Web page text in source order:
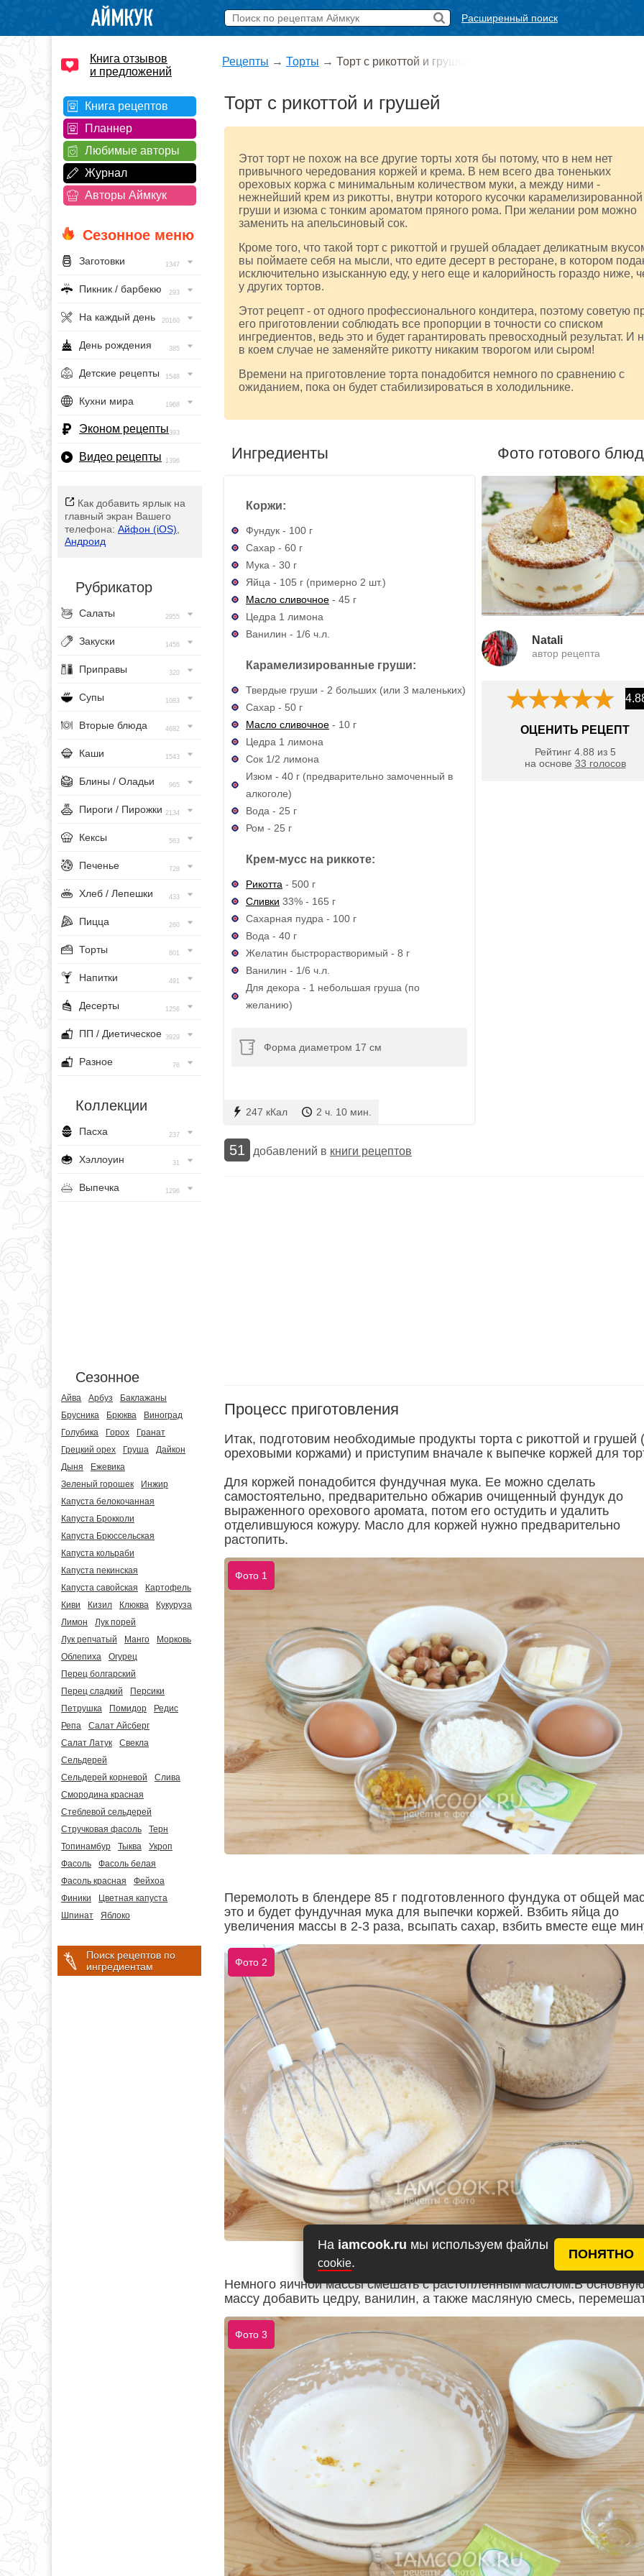
На iamcook.ru мы используем файлы
cookie.
ПОНЯТНО
Расширенный поиск
Книга отзывов
и предложений
Книга рецептов
Планнер
Любимые авторы
Журнал
Авторы Аймкук
Сезонное меню
Заготовки 1347
Пикник / барбекю 293
На каждый день 20160
День рождения 385
Детские рецепты 1548
Кухни мира 1968
Эконом рецепты393
Видео рецепты 1396
Как добавить ярлык на
главный экран Вашего
телефона: Айфон (iOS)
Андроид
Рубрикатор
Салаты 2955
Закуски 1456
Приправы 320
Супы 1083
Вторые блюда 4682
Каши 1543
Блины / Оладьи 965
Пироги / Пирожки 2134
Кексы 563
Печенье 728
Хлеб / Лепешки 433
Пицца 260
Торты 801
Напитки 491
Десерты 1256
ПП / Диетическое 3929
Разное 76
Коллекции
Пасха 237
Хэллоуин 31
Выпечка 1296
Сезонное
Айва Арбуз
Баклажаны
Брусника
Брюква
Виноград
Голубика
Горох
Гранат
Грецкий орех
Груша
Дайкон
Дыня
Ежевика
Зеленый горошек
Инжир
Капуста белокочанная
Капуста Брокколи
Капуста Брюссельская
Капуста кольраби
Капуста пекинская
Капуста савойская
Картофель
Киви
Кизил Клюква
Кукуруза
Лимон
Лук порей
Лук репчатый
Манго
Морковь
Облепиха
Огурец
Перец болгарский
Перец сладкий
Персики
Петрушка
Помидор
Редис
Репа
Салат Айсберг
Салат Латук
Свекла
Сельдерей
Сельдерей корневой
Слива
Смородина красная
Стеблевой сельдерей
Стручковая фасоль
Терн
Топинамбур
Тыква
Укроп
Фасоль
Фасоль белая
Фасоль красная
Фейхоа
Финики
Цветная капуста
Шпинат
Яблоко
Поиск рецептов по
ингредиентам
Рецепты → Торты → Торт с рикоттой и грушей
Торт с рикоттой и грушей
Этот торт не похож на все другие торты хотя бы потому, что в нем нет
привычного чередования коржей и крема. В нем всего два тоненьких
ореховых коржа с минимальным количеством муки, а между ними -
нежнейший крем из рикотты, внутри которого кусочки карамелизированной
груши и изюма с тонким ароматом пряного рома. При желании ром можно
заменить на апельсиновый сок.
Кроме того, что такой торт с рикоттой и грушей обладает деликатным
вы поймаете себя на мысли, что едите десерт в ресторане, в котором
исключительно изысканную еду, у него еще и калорийность гораздо ниже,
у других тортов.
Этот рецепт - от одного профессионального кондитера, поэтому советую
его приготовлении соблюдать все пропорции в точности со списком
ингредиентов, ведь это и будет гарантировать превосходный результат. И
в коем случае не заменяйте рикотту никаким творогом или сыром!
Времени на приготовление торта понадобится немного по сравнению с
ожиданием, пока он будет стабилизироваться в холодильнике.
Ингредиенты
Коржи:
Фундук - 100 г
Сахар - 60 г
Мука - 30 г
Яйца - 105 г (примерно 2 шт.)
Масло сливочное - 45 г
Цедра 1 лимона
Ванилин - 1/6 ч.л.
Карамелизированные груши:
Твердые груши - 2 больших (или 3 маленьких)
Сахар - 50 г
Масло сливочное - 10 г
Цедра 1 лимона
Сок 1/2 лимона
Изюм - 40 г (предварительно замоченный в
алкоголе)
Вода - 25 г
Ром - 25 г
Крем-мусс на риккоте:
Рикотта - 500 г
Сливки 33% - 165 г
Сахарная пудра - 100 г
Вода - 40 г
Желатин быстрорастворимый - 8 г
Ванилин - 1/6 ч.л.
Для декора - 1 небольшая груша (по
желанию)
Форма диаметром 17 см
247 кКал 2 ч. 10 мин.
Фото готового
Natali
автор рецепта
ОЦЕНИТЬ РЕЦЕПТ
Рейтинг 4.88 из 5
на основе 33 голосов
51 добавлений в книги рецептов
Процесс приготовления
Итак, подготовим необходимые продукты торта с рикоттой и грушей
ореховыми коржами) и приступим вначале к выпечке коржей для
Для коржей понадобится фундучная мука. Ее можно сделать
самостоятельно, предварительно обжарив очищенный фундук до
выраженного орехового аромата, потом его остудить и удалить
отделившуюся кожуру. Масло для коржей нужно предварительно
растопить.
Фото 1
Перемолоть в блендере 85 г подготовленного фундука от общей
это и будет фундучная мука для выпечки коржей. Взбить яйца до
увеличения массы в 2-3 раза, всыпать сахар, взбить вместе еще
Фото 2
Немного яичной массы смешать с растопленным маслом.В
массу добавить цедру, ванилин, а также масляную смесь,
Фото 3